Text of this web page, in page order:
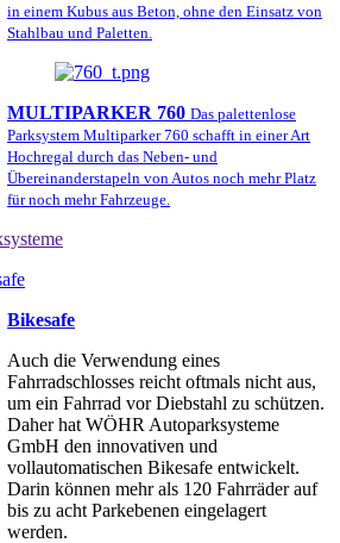
in einem Kubus aus Beton, ohne den Einsatz von
Stahlbau und Paletten.
MULTIPARKER 760 Das palettenlose
Parksystem Multiparker 760 schafft in einer Art
Hochregal durch das Neben- und
Übereinanderstapeln von Autos noch mehr Platz
für noch mehr Fahrzeuge.
Bikesafe
Auch die Verwendung eines
Fahrradschlosses reicht oftmals nicht aus,
um ein Fahrrad vor Diebstahl zu schützen.
Daher hat WÖHR Autoparksysteme
GmbH den innovativen und
vollautomatischen Bikesafe entwickelt.
Darin können mehr als 120 Fahrräder auf
bis zu acht Parkebenen eingelagert
werden.